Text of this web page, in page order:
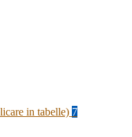
in tabelle) 7